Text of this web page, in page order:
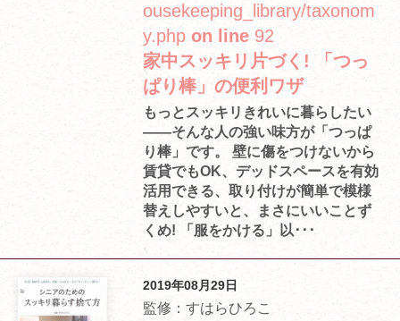
ousekeeping_library/taxonom
y.php on line 92
家中スッキリ片づく! 「つっ
ぱり棒」の便利ワザ
もっとスッキリきれいに暮らしたい
――そんな人の強い味方が「つっぱ
り棒」です。 壁に傷をつけないから
賃貸でもOK、デッドスペースを有効
活用できる、取り付けが簡単で模様
替えしやすいと、まさにいいことず
くめ! 「服をかける」以･･･
2019年08月29日
監修：すはらひろこ